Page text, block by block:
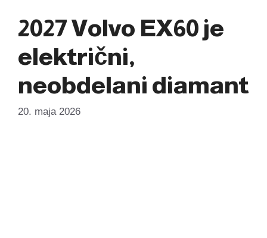
2027 Volvo EX60 je
električni,
neobdelani diamant
20. maja 2026